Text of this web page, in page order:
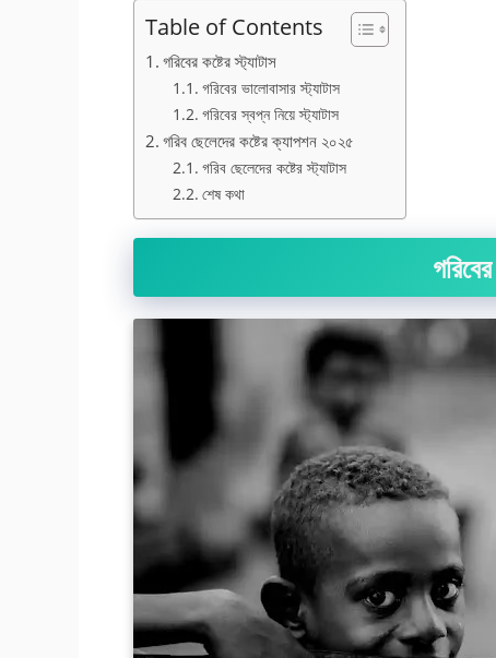
Table of Contents
গরিবের কষ্টের স্ট্যাটাস
গরিবের ভালোবাসার স্ট্যাটাস
গরিবের স্বপ্ন নিয়ে স্ট্যাটাস
গরিব ছেলেদের কষ্টের ক্যাপশন ২০২৫
গরিব ছেলেদের কষ্টের‌ স্ট্যাটাস
শেষ কথা